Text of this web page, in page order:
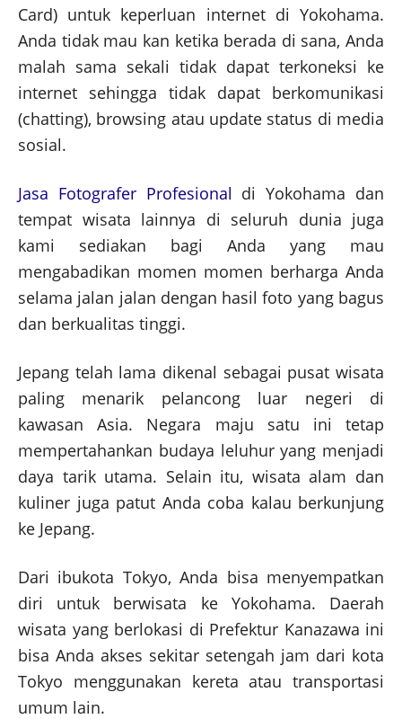
Card) untuk keperluan internet di Yokohama.
Anda tidak mau kan ketika berada di sana, Anda
malah sama sekali tidak dapat terkoneksi ke
internet sehingga tidak dapat berkomunikasi
(chatting), browsing atau update status di media
sosial.
Jasa Fotografer Profesional di Yokohama dan
tempat wisata lainnya di seluruh dunia juga
kami sediakan bagi Anda yang mau
mengabadikan momen momen berharga Anda
selama jalan jalan dengan hasil foto yang bagus
dan berkualitas tinggi.
Jepang telah lama dikenal sebagai pusat wisata
paling menarik pelancong luar negeri di
kawasan Asia. Negara maju satu ini tetap
mempertahankan budaya leluhur yang menjadi
daya tarik utama. Selain itu, wisata alam dan
kuliner juga patut Anda coba kalau berkunjung
ke Jepang.
Dari ibukota Tokyo, Anda bisa menyempatkan
diri untuk berwisata ke Yokohama. Daerah
wisata yang berlokasi di Prefektur Kanazawa ini
bisa Anda akses sekitar setengah jam dari kota
Tokyo menggunakan kereta atau transportasi
umum lain.